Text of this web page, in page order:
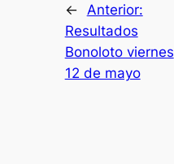
←
Anterior:
Resultados
Bonoloto viernes
12 de mayo